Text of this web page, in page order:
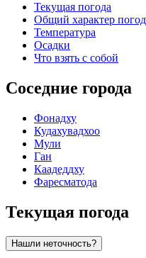
Текущая погода
Общий характер
Температура
Осадки
Что взять с собой
Соседние города
Фонадху
Кудахувадхоо
Мули
Ган
Каадеддху
Фаресматода
Текущая погода
Нашли неточность?